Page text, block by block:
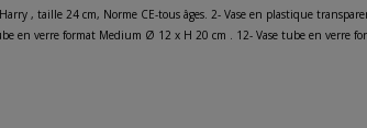
, taille 24 cm, Norme CE-tous âges. 2- Vase en plastique
en verre format Medium Ø 12 x H 20 cm . 12- Vase tube en verre